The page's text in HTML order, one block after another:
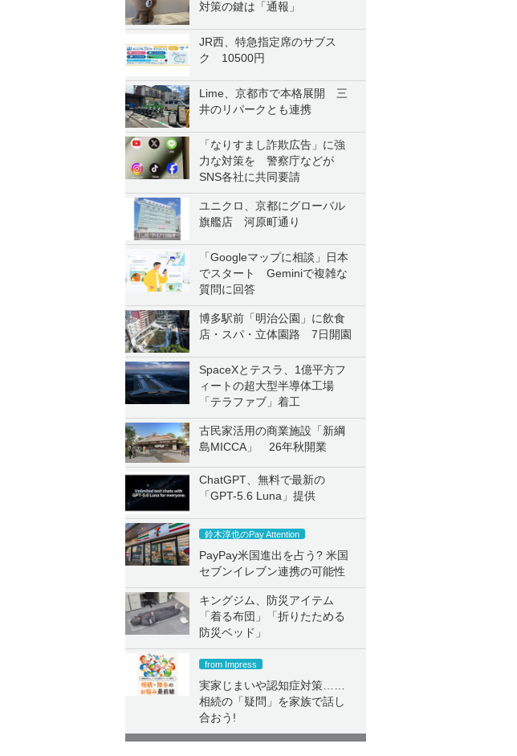
対策の鍵は「通報」
JR西、特急指定席のサブス
ク 10500円
Lime、京都市で本格展開 三
井のリパークとも連携
「なりすまし詐欺広告」に強
力な対策を 警察庁などが
SNS各社に共同要請
ユニクロ、京都にグローバル
旗艦店 河原町通り
「Googleマップに相談」日本
でスタート Geminiで複雑な
質問に回答
博多駅前「明治公園」に飲食
店・スパ・立体園路 7日開園
SpaceXとテスラ、1億平方フ
ィートの超大型半導体工場
「テラファブ」着工
古民家活用の商業施設「新綱
島MICCA」 26年秋開業
ChatGPT、無料で最新の
「GPT-5.6 Luna」提供
鈴木淳也のPay Attention
PayPay米国進出を占う? 米国
セブンイレブン連携の可能性
キングジム、防災アイテム
「着る布団」「折りたためる
防災ベッド」
from Impress
実家じまいや認知症対策……
相続の「疑問」を家族で話し
合おう!